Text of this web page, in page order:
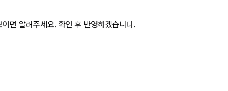
면 알려주세요. 확인 후 반영하겠습니다.